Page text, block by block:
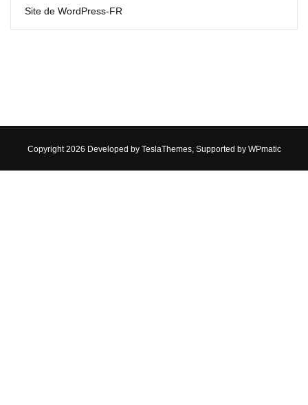
Site de WordPress-FR
Copyright 2026 Developed by TeslaThemes, Supported by WPmatic